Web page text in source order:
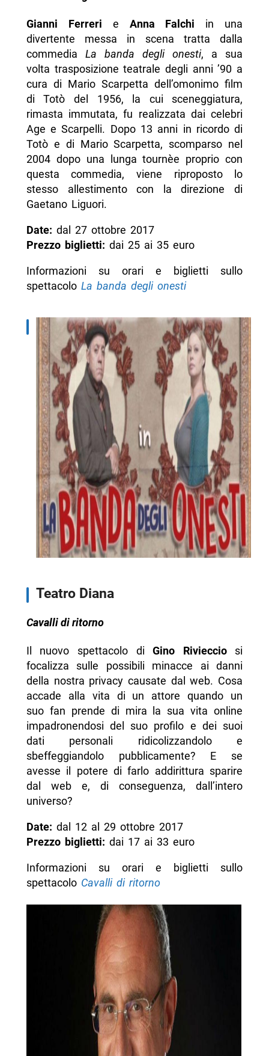
Gianni Ferreri e Anna Falchi in una
divertente messa in scena tratta dalla
commedia La banda degli onesti, a sua
volta trasposizione teatrale degli anni ’90 a
cura di Mario Scarpetta dell’omonimo film
di Totò del 1956, la cui sceneggiatura,
rimasta immutata, fu realizzata dai celebri
Age e Scarpelli. Dopo 13 anni in ricordo di
Totò e di Mario Scarpetta, scomparso nel
2004 dopo una lunga tournèe proprio con
questa commedia, viene riproposto lo
stesso allestimento con la direzione di
Gaetano Liguori.
Date: dal 27 ottobre 2017
Prezzo biglietti: dai 25 ai 35 euro
Informazioni su orari e biglietti sullo
spettacolo La banda degli onesti
Teatro Diana
Cavalli di ritorno
Il nuovo spettacolo diGino Riviecciosi
focalizza sulle possibili minacce ai danni
della nostra privacy causate dal web. Cosa
accade alla vita di un attore quando un
suo fan prende di mira la sua vita online
impadronendosi del suo profilo e dei suoi
dati personali ridicolizzandolo e
sbeffeggiandolo pubblicamente? E se
avesse il potere di farlo addirittura sparire
dal web e, di conseguenza, dall’intero
universo?
Date: dal 12 al 29 ottobre 2017
Prezzo biglietti: dai 17 ai 33 euro
Informazioni su orari e biglietti sullo
spettacolo Cavalli di ritorno